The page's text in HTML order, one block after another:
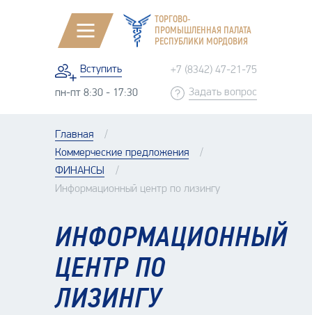
ТОРГОВО-
ПРОМЫШЛЕННАЯ ПАЛАТА
РЕСПУБЛИКИ МОРДОВИЯ
Вступить +7 (8342) 47-21-75
пн-пт 8:30 - 17:30 Задать вопрос
Главная
Коммерческие предложения
ФИНАНСЫ
Информационный центр по лизингу
ИНФОРМАЦИОННЫЙ
ЦЕНТР ПО
ЛИЗИНГУ